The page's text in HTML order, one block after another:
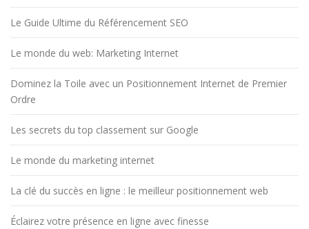
Le Guide Ultime du Référencement SEO
Le monde du web: Marketing Internet
Dominez la Toile avec un Positionnement Internet de Premier
Ordre
Les secrets du top classement sur Google
Le monde du marketing internet
La clé du succès en ligne : le meilleur positionnement web
Éclairez votre présence en ligne avec finesse